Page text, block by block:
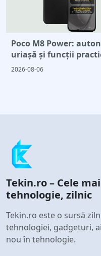
Poco M8 Power:
uriașă și funcții
2026-08-06
Tekin.ro – Cele
tehnologie, zilnic
Tekin.ro este o sursă
tehnologiei, gadgeturi,
nou în tehnologie.